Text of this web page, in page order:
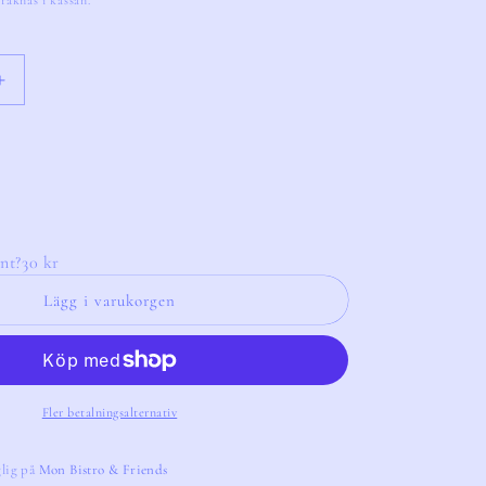
Öka
30 kr
Lägg i varukorgen
Fler betalningsalternativ
på Mon Bistro & Friends